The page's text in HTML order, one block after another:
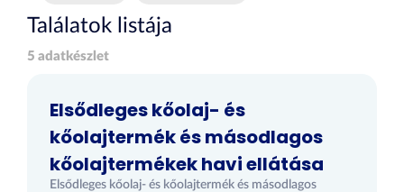
Találatok listája
5 adatkészlet
Elsődleges kőolaj- és
kőolajtermék és másodlagos
kőolajtermékek havi ellátása
Elsődleges kőolaj- és kőolajtermék és másodlagos